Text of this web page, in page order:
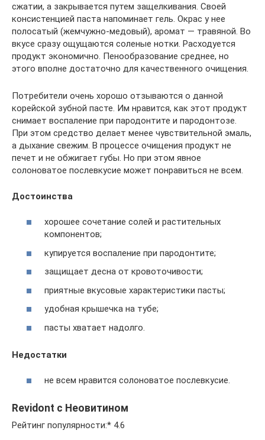
сжатии, а закрывается путем защелкивания. Своей
консистенцией паста напоминает гель. Окрас у нее
полосатый (жемчужно-медовый), аромат — травяной. Во
вкусе сразу ощущаются соленые нотки. Расходуется
продукт экономично. Пенообразование среднее, но
этого вполне достаточно для качественного очищения.
Потребители очень хорошо отзываются о данной
корейской зубной пасте. Им нравится, как этот продукт
снимает воспаление при пародонтите и пародонтозе.
При этом средство делает менее чувствительной эмаль,
а дыхание свежим. В процессе очищения продукт не
печет и не обжигает губы. Но при этом явное
солоноватое послевкусие может понравиться не всем.
Достоинства
хорошее сочетание солей и растительных
компонентов;
купируется воспаление при пародонтите;
защищает десна от кровоточивости;
приятные вкусовые характеристики пасты;
удобная крышечка на тубе;
пасты хватает надолго.
Недостатки
не всем нравится солоноватое послевкусие.
Revidont с Неовитином
Рейтинг популярности:* 4.6